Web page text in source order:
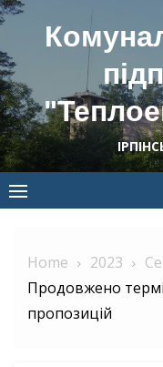
Skip
content
Home 2023
Продовжено
пропозицій